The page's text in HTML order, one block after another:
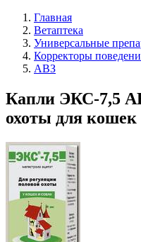
Главная
Ветаптека
Универсальные
Корректоры
АВЗ
Капли ЭКС-7,5
охоты для кошек